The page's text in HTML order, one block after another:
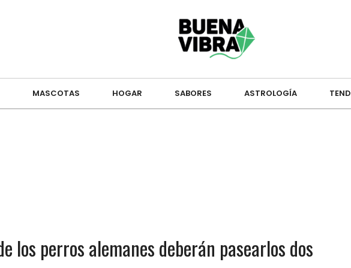
MASCOTAS HOGAR SABORES ASTROLOGÍA
los perros alemanes deberán pasearlos dos